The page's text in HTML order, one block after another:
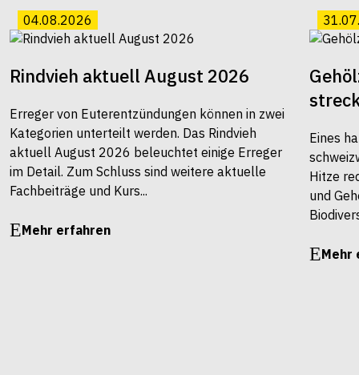
04.08.2026
Rindvieh aktuell August 2026
Erreger von Euterentzündungen können in zwei
Kategorien unterteilt werden. Das Rindvieh
aktuell August 2026 beleuchtet einige Erreger
im Detail. Zum Schluss sind weitere aktuelle
Fachbeiträge und Kurs...
Mehr erfahren
Eines
Hitze
und
Mehr